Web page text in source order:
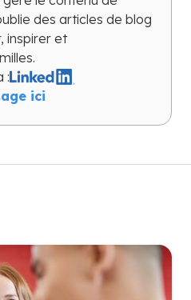
des articles de blog
inspirer et
:
ici